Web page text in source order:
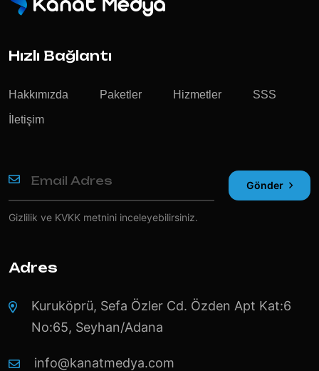
Hızlı Bağlantı
Hakkımızda Paketler Hizmetler SSS
İletişim
Gönder
Gizlilik ve KVKK metnini inceleyebilirsiniz.
Adres
Kuruköprü, Sefa Özler Cd. Özden Apt Kat:6
No:65, Seyhan/Adana
info@kanatmedya.com